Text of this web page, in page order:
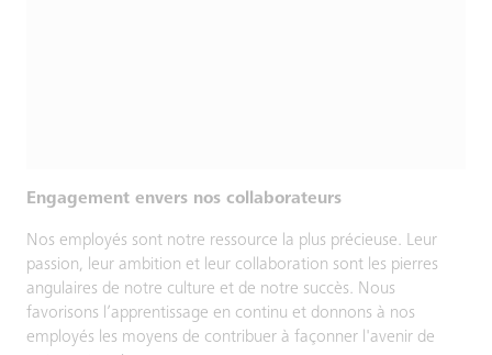
Engagement envers nos collaborateurs
Nos employés sont notre ressource la plus précieuse. Leur
passion, leur ambition et leur collaboration sont les pierres
angulaires de notre culture et de notre succès. Nous
favorisons l’apprentissage en continu et donnons à nos
employés les moyens de contribuer à façonner l'avenir de